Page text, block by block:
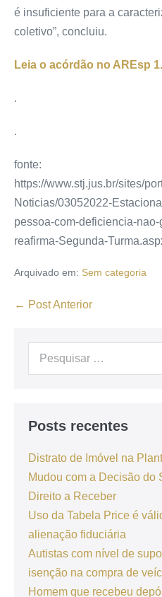
é insuficiente para a
coletivo”, concluiu.
Leia o acórdão no AREsp
.
.
fonte:
https://www.stj.jus.br/sites/
Noticias/03052022-
pessoa-com-deficiencia-
reafirma-Segunda-
Arquivado em: Sem categoria
← Post Anterior
Posts recentes
Distrato de Imóvel na
Mudou com a Decisão do
Direito a Receber
Uso da Tabela Price é
alienação fiduciária
Autistas com nível de
isenção na compra de
Homem que recebeu